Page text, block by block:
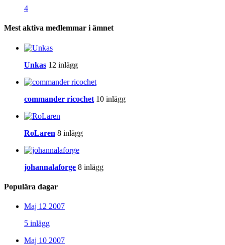
4
Mest aktiva medlemmar i ämnet
Unkas 12 inlägg
commander ricochet 10 inlägg
RoLaren 8 inlägg
johannalaforge 8 inlägg
Populära dagar
Maj 12 2007
5 inlägg
Maj 10 2007